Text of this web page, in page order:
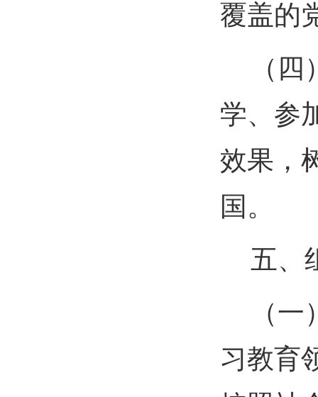
覆盖的
（
学、参
效果，
国。
五、
（
习教育